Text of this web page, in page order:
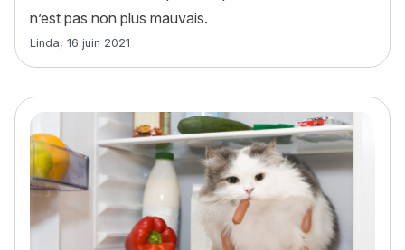
n’est pas non plus mauvais.
Article rédigé par
Linda, 16 juin 2021